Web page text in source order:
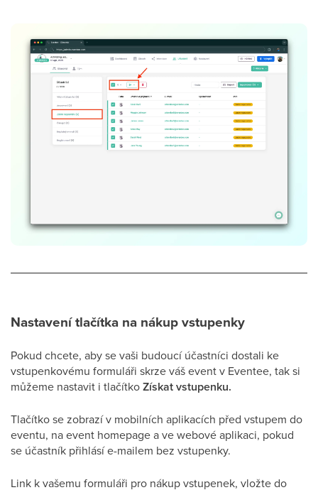
Nastavení tlačítka na nákup vstupenky
Pokud chcete, aby se vaši budoucí účastníci dostali ke
vstupenkovému formuláři skrze váš event v Eventee, tak si
můžeme nastavit i tlačítkoZískat vstupenku.
Tlačítko se zobrazí v mobilních aplikacích před vstupem do
eventu, na event homepage a ve webové aplikaci, pokud
se účastník přihlásí e-mailem bez vstupenky.
Link k vašemu formuláři pro nákup vstupenek, vložte do